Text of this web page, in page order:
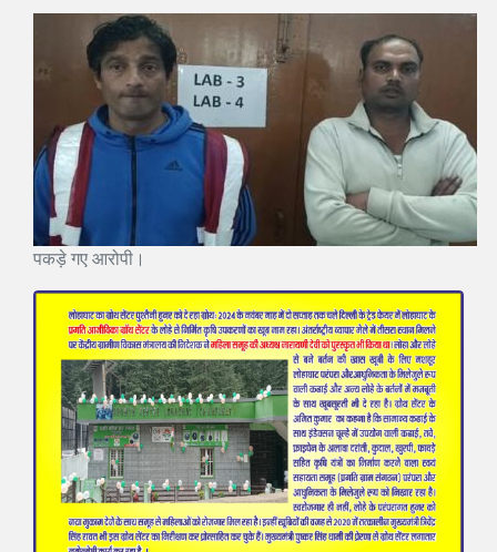
पकड़े गए आरोपी।